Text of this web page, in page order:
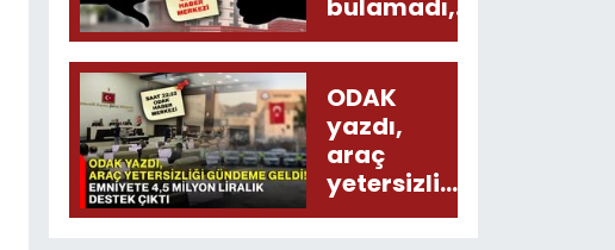
bulamadı,
Devlet
Hastanesinde
sonuç aldı
ODAK
yazdı,
araç
yetersizliği
gündeme